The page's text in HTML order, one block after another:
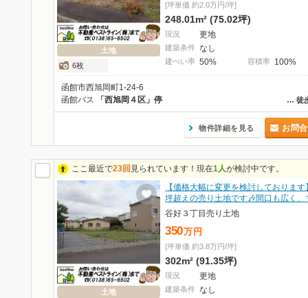
土地
6枚
[坪単価 約2.0万円/坪]
248.01m² (75.02坪)
現況 更地
建築条件 なし
建ぺい率 50% 容積率 100%
函館市西旭岡町1-24-6
… 徒
函館バス 「西旭岡４区」停
物件詳細を見る お問
ここ最近で23回 見られています！現在1人が検討中です。
土地
【価格大幅に変更を検討しております
坪超えの売り土地です🎶間口も広く
谷好３丁目売り土地
350万 円
[坪単価 約3.8万円/坪]
302m² (91.35坪)
現況 更地
建築条件 なし